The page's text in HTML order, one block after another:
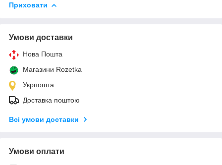
Приховати
Умови доставки
Нова Пошта
Магазини Rozetka
Укрпошта
Доставка поштою
Всі умови доставки
Умови оплати